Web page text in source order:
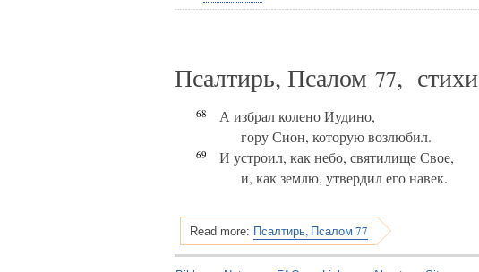
Псалтирь, Псалом 77, стихи
68
А избрал колено Иудино,
гору Сион, которую возлюбил.
69
И устроил, как небо, святилище Свое,
и, как землю, утвердил его навек.
Read more: Псалтирь, Псалом 77